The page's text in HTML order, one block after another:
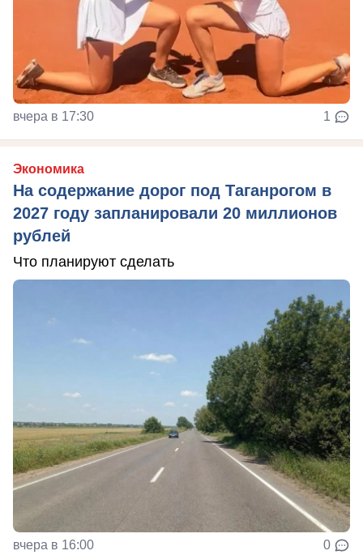
вчера в 17:30 1
Экономика
На содержание дорог под Таганрогом в
2027 году запланировали 20 миллионов
рублей
Что планируют сделать
вчера в 16:00 0